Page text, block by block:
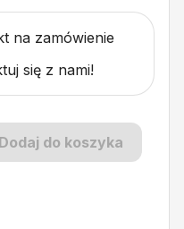
na zamówienie
się z nami!
Dodaj do koszyka